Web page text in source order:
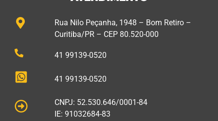
Rua Nilo Peçanha, 1948 – Bom Retiro –
Curitiba/PR – CEP 80.520-000
41 99139-0520
41 99139-0520
CNPJ: 52.530.646/0001-84
IE: 91032684-83